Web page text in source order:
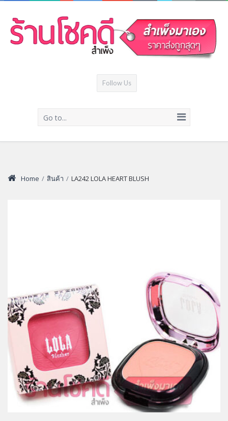
Follow Us
Go to...
Home / สินค้า / LA242 LOLA HEART BLUSH